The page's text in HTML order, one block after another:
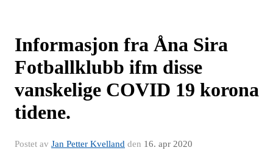
Informasjon fra Åna Sira
Fotballklubb ifm disse
vanskelige COVID 19 korona
tidene.
Postet av Jan Petter Kvelland den 16. apr 2020